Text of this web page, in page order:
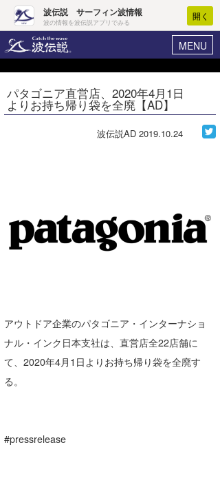
波伝説 サーフィン波情報
波の情報を波伝説アプリでみる
開く
MENU
ヘルプ マイホーム
ログイン
ニュース
今月のプレゼント
パタゴニア直営店、2020年4月1日
よりお持ち帰り袋を全廃【AD】
波伝説AD 2019.10.24
アウトドア企業のパタゴニア・インターナショ
ナル・インク日本支社は、直営店全22店舗に
て、2020年4月1日よりお持ち帰り袋を全廃す
る。
#pressrelease
Core Surf Japan
トラベル
湘南
千葉北
大阪
お知らせ
その他